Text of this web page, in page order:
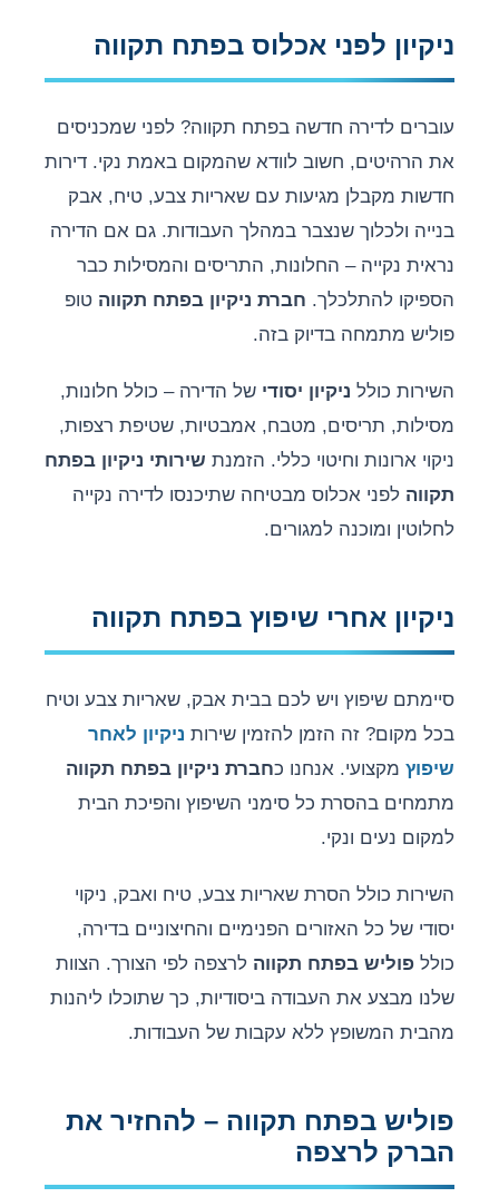
ניקיון לפני אכלוס בפתח תקווה
עוברים לדירה חדשה בפתח תקווה? לפני שמכניסים
את הרהיטים, חשוב לוודא שהמקום באמת נקי. דירות
חדשות מקבלן מגיעות עם שאריות צבע, טיח, אבק
בנייה ולכלוך שנצבר במהלך העבודות. גם אם הדירה
נראית נקייה – החלונות, התריסים והמסילות כבר
הספיקו להתלכלך. חברת ניקיון בפתח תקווה טופ
פוליש מתמחה בדיוק בזה.
השירות כולל ניקיון יסודי של הדירה – כולל חלונות,
מסילות, תריסים, מטבח, אמבטיות, שטיפת רצפות,
ניקוי ארונות וחיטוי כללי. הזמנת שירותי ניקיון בפתח
תקווה לפני אכלוס מבטיחה שתיכנסו לדירה נקייה
לחלוטין ומוכנה למגורים.
ניקיון אחרי שיפוץ בפתח תקווה
סיימתם שיפוץ ויש לכם בבית אבק, שאריות צבע וטיח
בכל מקום? זה הזמן להזמין שירות ניקיון לאחר
שיפוץ מקצועי. אנחנו כחברת ניקיון בפתח תקווה
מתמחים בהסרת כל סימני השיפוץ והפיכת הבית
למקום נעים ונקי.
השירות כולל הסרת שאריות צבע, טיח ואבק, ניקוי
יסודי של כל האזורים הפנימיים והחיצוניים בדירה,
כולל פוליש בפתח תקווה לרצפה לפי הצורך. הצוות
שלנו מבצע את העבודה ביסודיות, כך שתוכלו ליהנות
מהבית המשופץ ללא עקבות של העבודות.
פוליש בפתח תקווה – להחזיר את
הברק לרצפה